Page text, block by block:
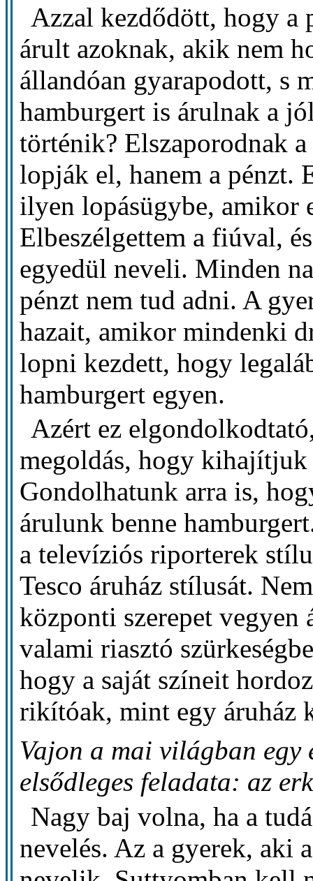
Azzal kezdődött, hogy a
árult azoknak, akik nem
állandóan gyarapodott, s
hamburgert is árulnak a
történik? Elszaporodnak
lopják el, hanem a pénzt.
ilyen lopásügybe, amikor
Elbeszélgettem a fiúval,
egyedül neveli. Minden
pénzt nem tud adni. A
hazait, amikor mindenki
lopni kezdett, hogy
hamburgert egyen.
Azért ez
megoldás, hogy
Gondolhatunk arra is,
árulunk benne
a televíziós riporterek
Tesco áruház stílusát.
központi szerepet
valami riasztó
hogy a saját színeit
rikítóak, mint egy áruház
Vajon a mai világban egy
elsődleges feladata: az
Nagy baj volna, ha a
nevelés. Az a gyerek, aki